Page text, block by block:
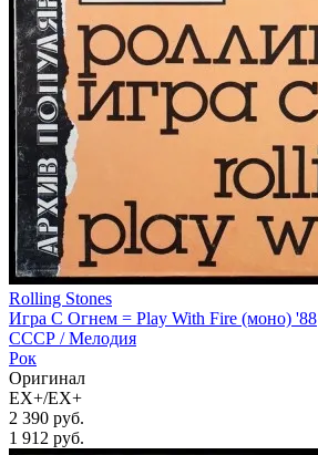
Rolling Stones
Игра С Огнем = Play With Fire (моно) '88
СССР /Мелодия
Рок
Оригинал
EX+/EX+
2 390 руб.
1 912 руб.